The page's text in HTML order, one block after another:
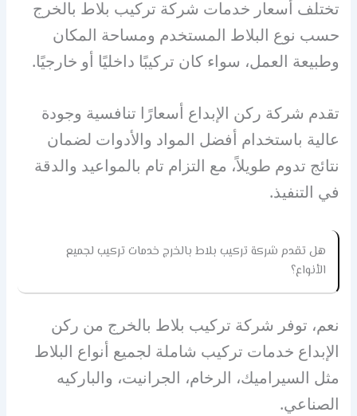
تختلف أسعار خدمات شركة تركيب بلاط بالخرج
حسب نوع البلاط المستخدم ومساحة المكان
وطبيعة العمل، سواء كان تركيبًا داخليًا أو خارجيًا.
تقدم شركة ركن الإبداع أسعارًا تنافسية وجودة
عالية باستخدام أفضل المواد والأدوات لضمان
نتائج تدوم طويلاً، مع التزام تام بالمواعيد والدقة
في التنفيذ.
هل تقدم شركة تركيب بلاط بالخرج خدمات تركيب لجميع
الأنواع؟
نعم، توفر شركة تركيب بلاط بالخرج من ركن
الإبداع خدمات تركيب شاملة لجميع أنواع البلاط
مثل السيراميك، الرخام، الجرانيت، والباركيه
الصناعي.